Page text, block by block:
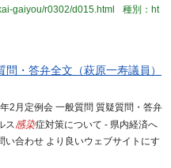
gaiyou/r0302/d015.html
種別：ht
・答弁全文（萩原一寿議員）
2月定例会 一般質問 質疑質問・答弁
ス感染症対策について - 県内経済へ
い合わせ より良いウェブサイトにす